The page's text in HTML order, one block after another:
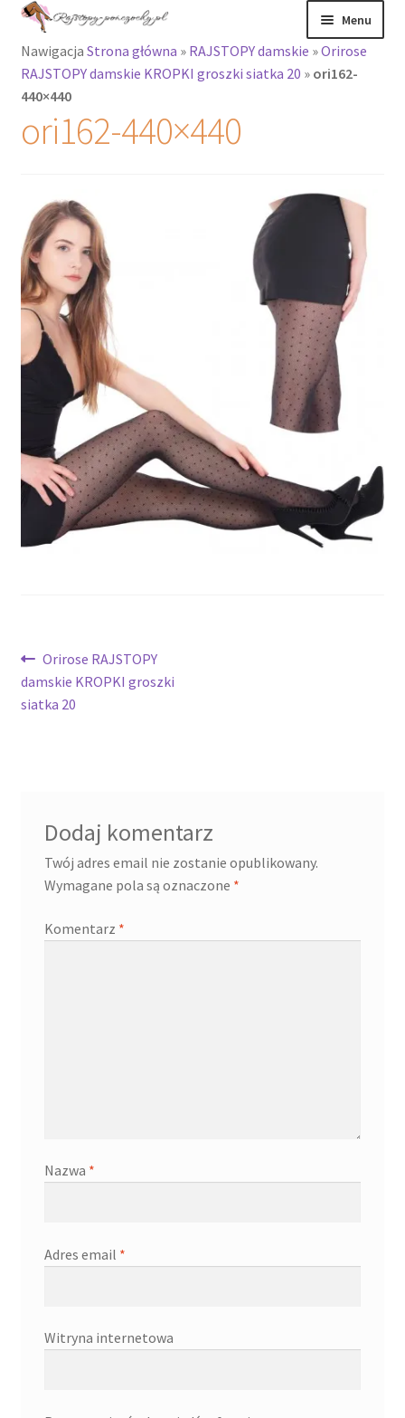
Przejdź
nawigacji
Przejdź
treści
Menu
Rajstopy
Rozwiń
menu
Podkolanówki i
skarpetki
Wszystkie
produkty
Recenzje
Rozwiń
menu
potomne
Nawigacja Strona główna » RAJSTOPY damskie »Orirose
RAJSTOPY damskie KROPKI groszki siatka 20 » ori162-
440×440
ori162-440×440
Nawigacja
wpisu
Poprzedni
wpis:
Orirose RAJSTOPY
damskie KROPKI groszki
siatka 20
Dodaj komentarz
Twój adres email nie zostanie opublikowany.
Wymagane pola są oznaczone *
Komentarz *
Nazwa *
Adres email *
Witryna internetowa